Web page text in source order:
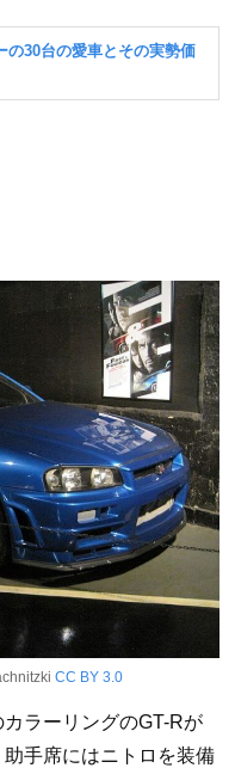
CC BY 3.0
ラーリングのGT-Rが
手席にはニトロを装備